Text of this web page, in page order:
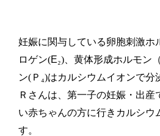
妊娠に関与している卵胞刺激ホ
ロゲン(E₂)、黄体形成ホルモン（
ン(Ｐ₄)はカルシウムイオンで分
Ｒさんは、第一子の妊娠・出
い赤ちゃんの方に行きカルシウ
す。